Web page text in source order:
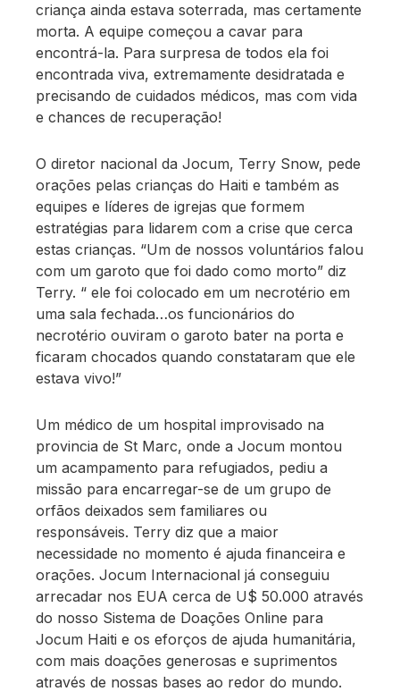
criança ainda estava soterrada, mas certamente
morta. A equipe começou a cavar para
encontrá-la. Para surpresa de todos ela foi
encontrada viva, extremamente desidratada e
precisando de cuidados médicos, mas com vida
e chances de recuperação!
O diretor nacional da Jocum, Terry Snow, pede
orações pelas crianças do Haiti e também as
equipes e líderes de igrejas que formem
estratégias para lidarem com a crise que cerca
estas crianças. “Um de nossos voluntários falou
com um garoto que foi dado como morto” diz
Terry. “ ele foi colocado em um necrotério em
uma sala fechada…os funcionários do
necrotério ouviram o garoto bater na porta e
ficaram chocados quando constataram que ele
estava vivo!”
Um médico de um hospital improvisado na
provincia de St Marc, onde a Jocum montou
um acampamento para refugiados, pediu a
missão para encarregar-se de um grupo de
orfãos deixados sem familiares ou
responsáveis. Terry diz que a maior
necessidade no momento é ajuda financeira e
orações. Jocum Internacional já conseguiu
arrecadar nos EUA cerca de U$ 50.000 através
do nosso Sistema de Doações Online para
Jocum Haiti e os eforços de ajuda humanitária,
com mais doações generosas e suprimentos
através de nossas bases ao redor do mundo.